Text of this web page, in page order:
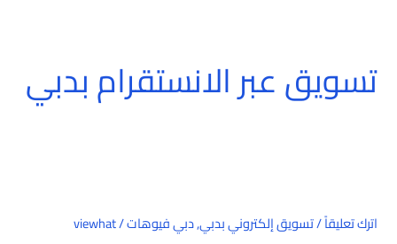
تسويق عبر الانستقرام بدبي
اترك تعليقاً/تسويق إلكتروني بدبي,دبي فيوهات/
viewhat
تسويق
عبر